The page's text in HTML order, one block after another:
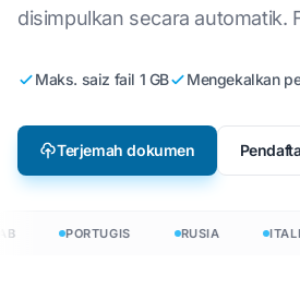
disimpulkan secara automatik.
Maks. saiz fail 1 GB Mengekalkan
Terjemah dokumen
PORTUGIS RUSIA ITALI